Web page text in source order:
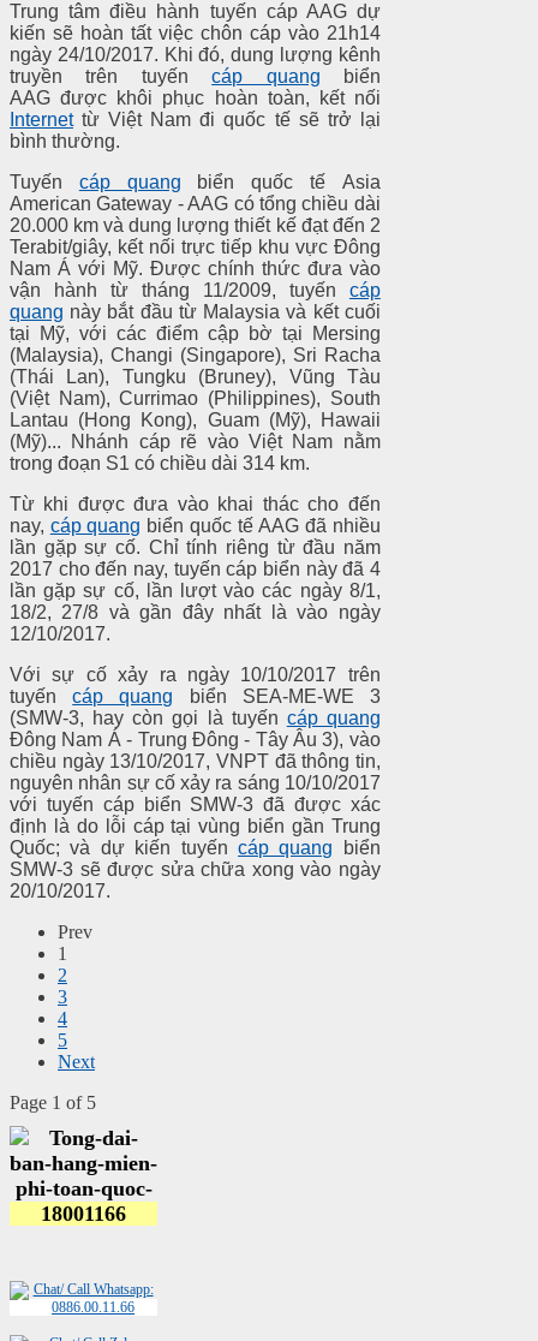
Trung tâm điều hành tuyến cáp AAG dự
kiến sẽ hoàn tất việc chôn cáp vào 21h14
ngày 24/10/2017. Khi đó, dung lượng kênh
truyền trên tuyếncáp quang biển
AAG được khôi phục hoàn toàn, kết nối
Internettừ Việt Nam đi quốc tế sẽ trở lại
bình thường.
Tuyến cáp quang biển quốc tế Asia
American Gateway - AAG có tổng chiều dài
20.000 km và dung lượng thiết kế đạt đến 2
Terabit/giây, kết nối trực tiếp khu vực Đông
Nam Á với Mỹ. Được chính thức đưa vào
vận hành từ tháng 11/2009, tuyến cáp
quang này bắt đầu từ Malaysia và kết cuối
tại Mỹ, với các điểm cập bờ tại Mersing
(Malaysia), Changi (Singapore), Sri Racha
(Thái Lan), Tungku (Bruney), Vũng Tàu
(Việt Nam), Currimao (Philippines), South
Lantau (Hong Kong), Guam (Mỹ), Hawaii
(Mỹ)... Nhánh cáp rẽ vào Việt Nam nằm
trong đoạn S1 có chiều dài 314 km.
Từ khi được đưa vào khai thác cho đến
nay, cáp quang biển quốc tế AAG đã nhiều
lần gặp sự cố. Chỉ tính riêng từ đầu năm
2017 cho đến nay, tuyến cáp biển này đã 4
lần gặp sự cố, lần lượt vào các ngày 8/1,
18/2, 27/8 và gần đây nhất là vào ngày
12/10/2017.
Với sự cố xảy ra ngày 10/10/2017 trên
tuyếncáp quang biển SEA-ME-WE 3
(SMW-3, hay còn gọi là tuyến cáp quang
Đông Nam Á - Trung Đông - Tây Âu 3), vào
chiều ngày 13/10/2017, VNPT đã thông tin,
nguyên nhân sự cố xảy ra sáng 10/10/2017
với tuyến cáp biển SMW-3 đã được xác
định là do lỗi cáp tại vùng biển gần Trung
Quốc; và dự kiến tuyếncáp quang biển
SMW-3 sẽ được sửa chữa xong vào ngày
20/10/2017.
Prev
1
2
3
4
5
Next
Page 1 of 5